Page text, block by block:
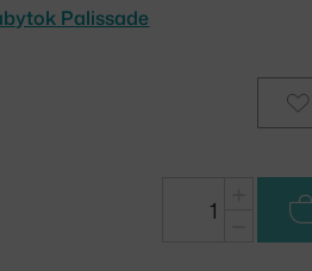
Palissade